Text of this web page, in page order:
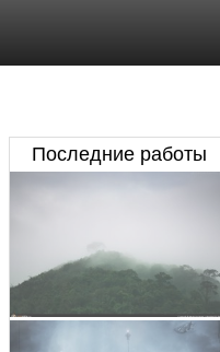
Последние работы